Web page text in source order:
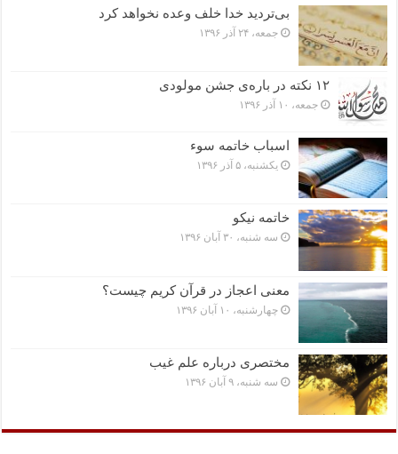
بی‌تردید خدا خلف وعده نخواهد کرد
جمعه، ۲۴ آذر ۱۳۹۶
۱۲ نکته در باره‌ی جشن مولودی
جمعه، ۱۰ آذر ۱۳۹۶
اسباب خاتمه سوء
یکشنبه، ۵ آذر ۱۳۹۶
خاتمه نیکو
سه شنبه، ۳۰ آبان ۱۳۹۶
معنی اعجاز در قرآن کریم چیست؟
چهارشنبه، ۱۰ آبان ۱۳۹۶
مختصرى درباره علم غیب
سه شنبه، ۹ آبان ۱۳۹۶